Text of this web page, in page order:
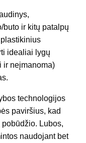
buto ir kitų patalpų
idealiai lygų
ir neįmanoma)
technologijos
paviršius, kad
Lubos,
naudojant bet